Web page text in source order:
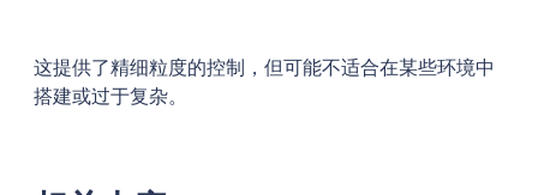
这提供了精细粒度的控制，但可能不适合在某些环境中
搭建或过于复杂。